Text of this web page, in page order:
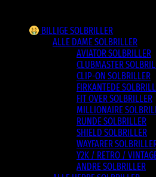
BILLIGE SOLBRILLER
ALLE DAME SOLBRILLER
AVIATOR SOLBRILLER
CLUBMASTER
CLIP-ON SOLBRILLER
FIRKANTEDE
FIT OVER SOLBRILLER
MILLIONAIRE
RUNDE SOLBRILLER
SHIELD SOLBRILLER
WAYFARER
Y2K / RETRO /
ANDRE SOLBRILLER